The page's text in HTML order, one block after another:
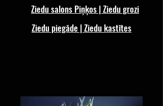
Ziedu piegāde | Ziedu kastītes
Ziedu salons Piņķos | Ziedu grozi